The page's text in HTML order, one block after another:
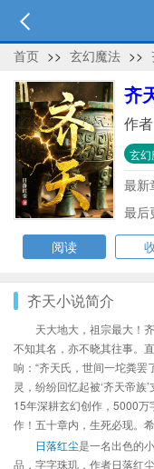
首页 >> 玄幻魔法 >>
齐
作者
玄幻
最新
系！
最后
阅读
齐天小说简介
天大地大，祖宗最大！
不知其名，亦不晓其往事。
响：“齐天氏，世间一坨粪罢
灵，纷纷回忆起被‘齐天
15年深耕玄幻创作，5000万
作！五十章内，生死必现。
日落红尘是一名出色的
品，字字珠玑，作者日落红